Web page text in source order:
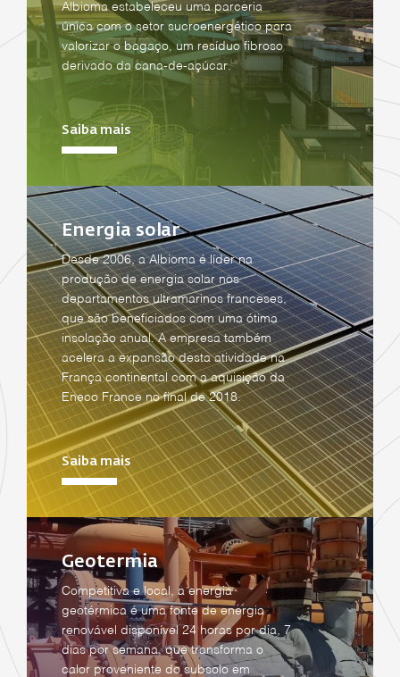
Albioma estabeleceu uma parceria
única com o setor sucroenergético para
valorizar o bagaço, um resíduo fibroso
derivado da cana-de-açúcar.
Saiba mais
Energia solar
Desde 2006, a Albioma é líder na
produção de energia solar nos
departamentos ultramarinos franceses,
que são beneficiados com uma ótima
insolação anual. A empresa também
acelera a expansão desta atividade na
França continental com a aquisição da
Eneco France no final de 2018.
Saiba mais
Geotermia
Competitiva e local, a energia
geotérmica é uma fonte de energia
renovável disponível 24 horas por dia, 7
dias por semana, que transforma o
calor proveniente do subsolo em